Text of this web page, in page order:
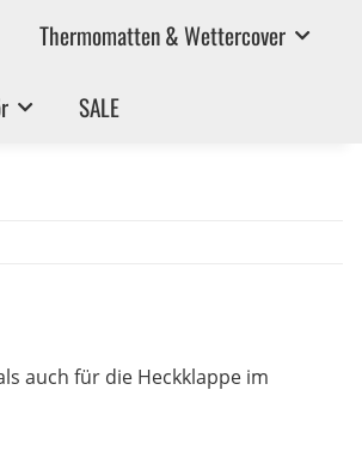
Thermomatten & Wettercover
SALE
auch für die Heckklappe im